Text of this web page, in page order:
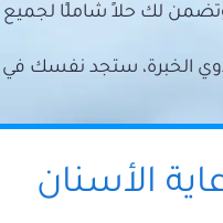
لك حلاً شاملًا
الخبرة، ستجد نفسك في
الأسنان